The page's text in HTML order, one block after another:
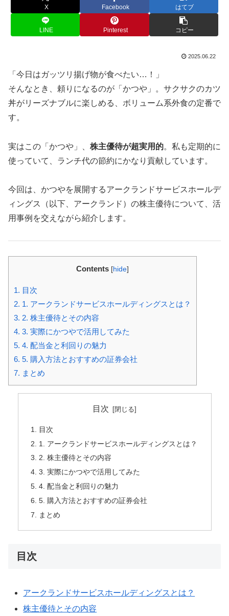
X Facebook はてブ
LINE Pinterest コピー
2025.06.22
「今日はガッツリ揚げ物が食べたい…！」
そんなとき、頼りになるのが「かつや」。サクサクのカツ
丼がリーズナブルに楽しめる、ボリューム系外食の定番で
す。
実はこの「かつや」、 株主優待が超実用的。私も定期的に
使っていて、ランチ代の節約にかなり貢献しています。
今回は、かつやを展開するアークランドサービスホールデ
ィングス（以下、アークランド）の株主優待について、活
用事例を交えながら紹介します。
Contents [hide]
1. 目次
2. 1. アークランドサービスホールディングスとは？
3. 2. 株主優待とその内容
4. 3. 実際にかつやで活用してみた
5. 4. 配当金と利回りの魅力
6. 5. 購入方法とおすすめの証券会社
7. まとめ
目次
目次
1. アークランドサービスホールディングスとは？
2. 株主優待とその内容
3. 実際にかつやで活用してみた
4. 配当金と利回りの魅力
5. 購入方法とおすすめの証券会社
まとめ
目次
アークランドサービスホールディングスとは？
株主優待とその内容